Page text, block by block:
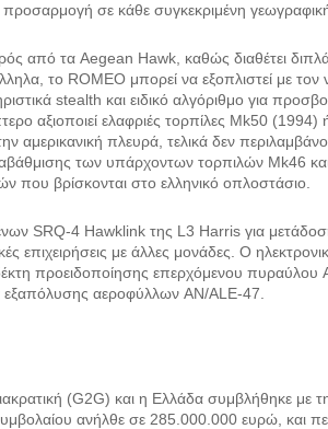
σε κάθε συγκεκριμένη
από τα Aegean Hawk, καθώς διαθέτει
το ROMEO μπορεί να εξοπλιστεί με
stealth και ειδικό αλγόριθμο για
αξιοποιεί ελαφριές τορπίλες Mk50
αμερικανική πλευρά, τελικά δεν
των υπάρχοντων τορπιλών Mk46
που βρίσκονται στο ελληνικό οπλοστάσιο.
SRQ-4 Hawklink της L3 Harris για
επιχειρήσεις με άλλες μονάδες. Ο
προειδοποίησης επερχόμενου
αεροφύλλων AN/ALE-47.
(G2G) και η Ελλάδα συμβλήθηκε με
ανήλθε σε 285.000.000 ευρώ, και